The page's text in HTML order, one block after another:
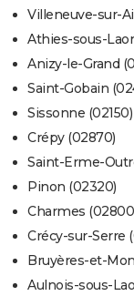
Villeneuve-sur-
Athies-sous-
Anizy-le-Grand
Saint-Gobain
Sissonne (02150)
Crépy (02870)
Saint-Erme-
Pinon (02320)
Charmes
Crécy-sur-Serre
Bruyères-et-
Aulnois-sous-